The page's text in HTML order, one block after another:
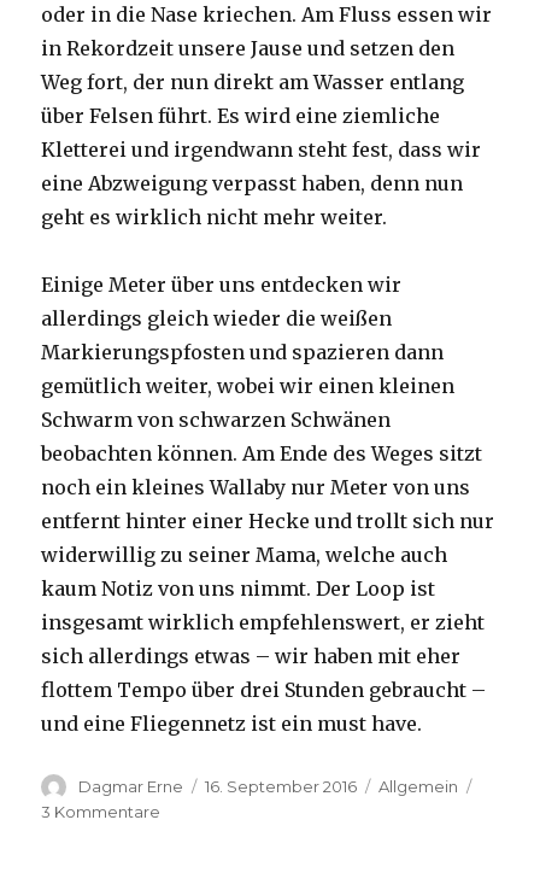
oder in die Nase kriechen. Am Fluss essen wir
in Rekordzeit unsere Jause und setzen den
Weg fort, der nun direkt am Wasser entlang
über Felsen führt. Es wird eine ziemliche
Kletterei und irgendwann steht fest, dass wir
eine Abzweigung verpasst haben, denn nun
geht es wirklich nicht mehr weiter.
Einige Meter über uns entdecken wir
allerdings gleich wieder die weißen
Markierungspfosten und spazieren dann
gemütlich weiter, wobei wir einen kleinen
Schwarm von schwarzen Schwänen
beobachten können. Am Ende des Weges sitzt
noch ein kleines Wallaby nur Meter von uns
entfernt hinter einer Hecke und trollt sich nur
widerwillig zu seiner Mama, welche auch
kaum Notiz von uns nimmt. Der Loop ist
insgesamt wirklich empfehlenswert, er zieht
sich allerdings etwas – wir haben mit eher
flottem Tempo über drei Stunden gebraucht –
und eine Fliegennetz ist ein must have.
Autor
Dagmar Erne
Veröffentlicht
16. September 2016 Kategorien
Allgemein
3 Kommentare